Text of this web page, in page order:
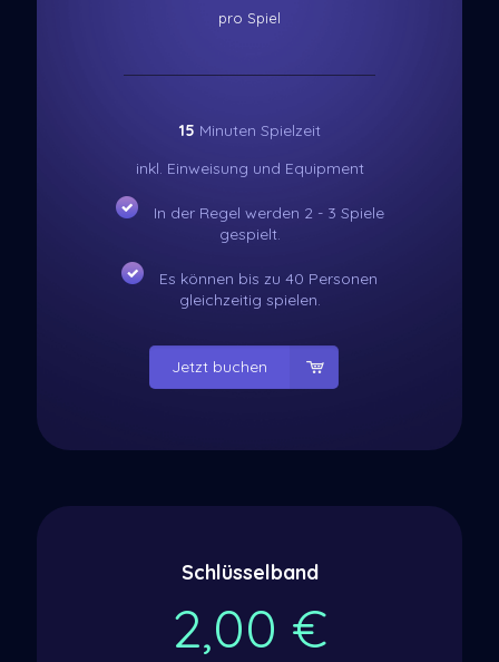
pro Spiel
15 Minuten Spielzeit
inkl. Einweisung und Equipment
In der Regel werden 2 - 3 Spiele
gespielt.
Es können bis zu 40 Personen
gleichzeitig spielen.
Jetzt buchen
Schlüsselband
2,00 €